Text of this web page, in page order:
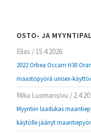
OSTO- JA
Elias / 15.4.2026
2022 Orbea Occam H30
maastopyörä unisex-
Mika Luomansivu /
Myyntiin laadukas
käytölle jäänyt